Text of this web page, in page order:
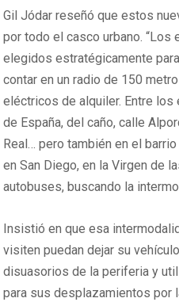
Gil Jódar reseñó que estos
por todo el casco urbano. “Los
elegidos estratégicamente
contar en un radio de 150
eléctricos de alquiler. Entre
de España, del caño, calle
Real… pero también en el
en San Diego, en la Virgen de
autobuses, buscando la
Insistió en que esa
visiten puedan dejar su
disuasorios de la periferia y
para sus desplazamientos por